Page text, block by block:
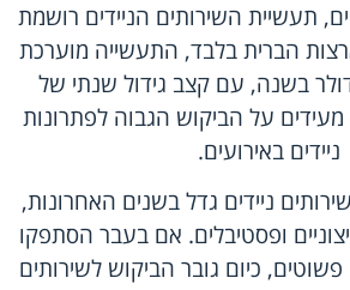
תעשיית השירותים הניידים רושמת
הברית בלבד, התעשייה מוערכת
דולר בשנה, עם קצב גידול שנתי של
מעידים על הביקוש הגבוה לפתרונות
ניידים באירועים.
ניידים גדל בשנים האחרונות,
ופסטיבלים. אם בעבר הסתפקו
פשוטים, כיום גובר הביקוש לשירותים